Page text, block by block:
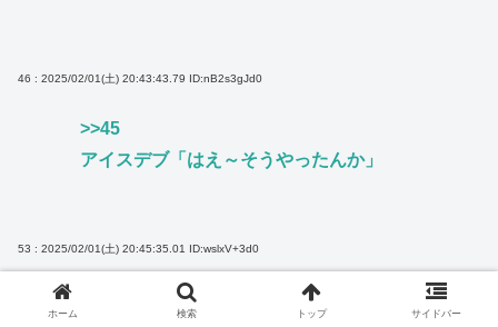
46 : 2025/02/01(土) 20:43:43.79 ID:nB2s3gJd0
>>45
アイスデブ「はえ～そうやったんか」
53 : 2025/02/01(土) 20:45:35.01 ID:wslxV+3d0
ホーム 検索 トップ サイドバー